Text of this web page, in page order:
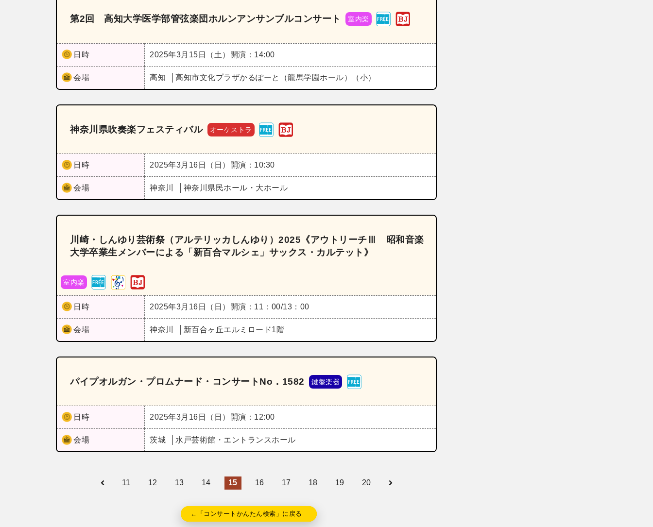
第2回 高知大学医学部管弦楽団ホルンアンサンブルコンサート 室内楽
日時 2025年3月15日（土） 開演：14:00
会場 高知 高知市文化プラザかるぽーと（龍馬学園ホール）（小）
神奈川県吹奏楽フェスティバル オーケストラ
日時 2025年3月16日（日） 開演：10:30
会場 神奈川 神奈川県民ホール・大ホール
川崎・しんゆり芸術祭（アルテリッカしんゆり）2025《アウトリーチⅢ 昭和音楽
大学卒業生メンバーによる「新百合マルシェ」サックス・カルテット》
室内楽
日時 2025年3月16日（日） 開演：11：00/13：00
会場 神奈川 新百合ヶ丘エルミロード1階
パイプオルガン・プロムナード・コンサートNo．1582 鍵盤楽器
日時 2025年3月16日（日） 開演：12:00
会場 茨城 水戸芸術館・エントランスホール
11 12 13 14 15 16 17 18 19 20
←「コンサートかんたん検索」に戻る